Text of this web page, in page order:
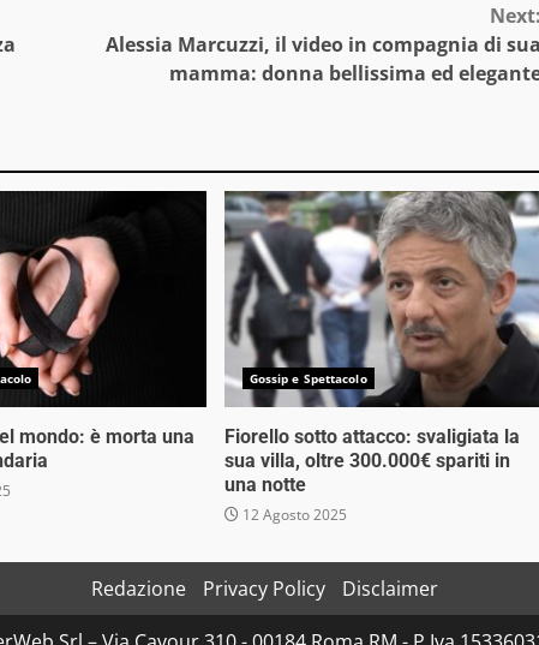
Next:
Alessia Marcuzzi, il video in compagnia di sua
mamma: donna bellissima ed
mondo: è morta una
Gossip e Spettacolo
Fiorello sotto attacco: svaligiata la
sua villa, oltre 300.000€ spariti in
una notte
12 Agosto 2025
Redazione Privacy Policy
Disclaimer